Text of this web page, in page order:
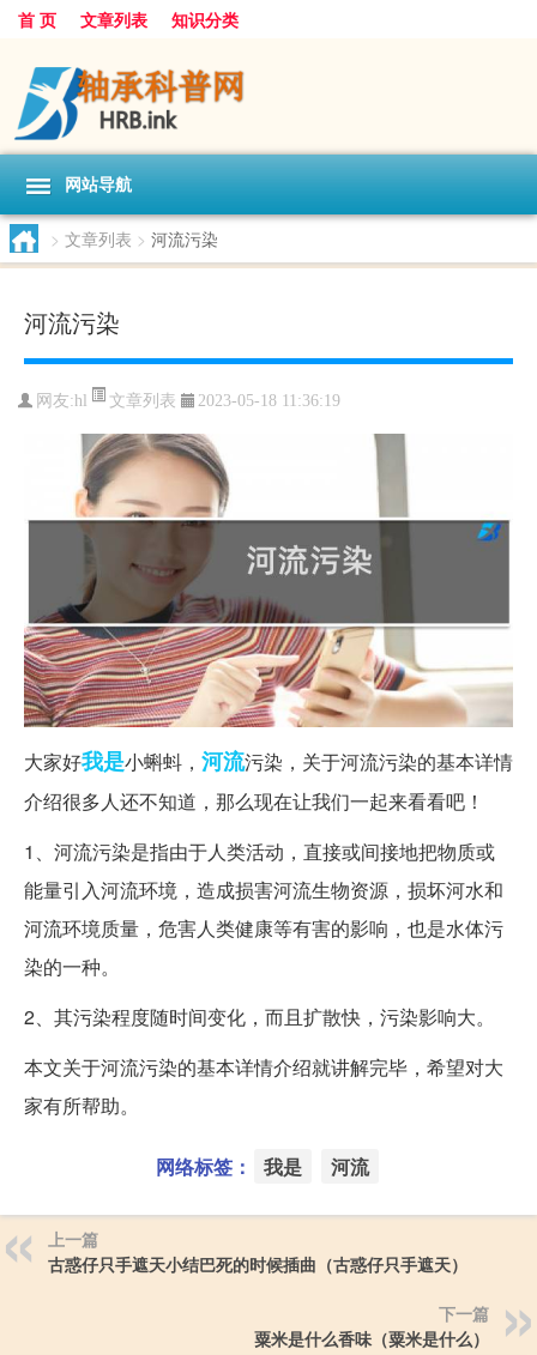
首 页 文章列表 知识分类
网站导航
> 文章列表 > 河流污染
河流污染
网友:hl 文章列表 2023-05-18 11:36:19
大家好我是小蝌蚪， 河流污染，关于河流污染的基本详情
介绍很多人还不知道，那么现在让我们一起来看看吧！
1、河流污染是指由于人类活动，直接或间接地把物质或
能量引入河流环境，造成损害河流生物资源，损坏河水和
河流环境质量，危害人类健康等有害的影响，也是水体污
染的一种。
2、其污染程度随时间变化，而且扩散快，污染影响大。
本文关于河流污染的基本详情介绍就讲解完毕，希望对大
家有所帮助。
网络标签： 我是 河流
上一篇
古惑仔只手遮天小结巴死的时候插曲（古惑仔只手遮天）
下一篇
粟米是什么香味（粟米是什么）